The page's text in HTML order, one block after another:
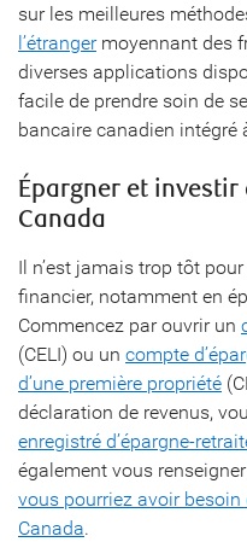
sur les meilleures
l’étrangermoyennant des
diverses applications
facile de prendre soin de
bancaire canadien intégré
Épargner et
Canada
Il n’est jamais trop tôt
financier, notamment en
Commencez par ouvrir un
(CELI) ou un compte
d’une première propriété
déclaration de revenus,
enregistré d’épargne-
également vous
vous pourriez avoir besoin
Canada.